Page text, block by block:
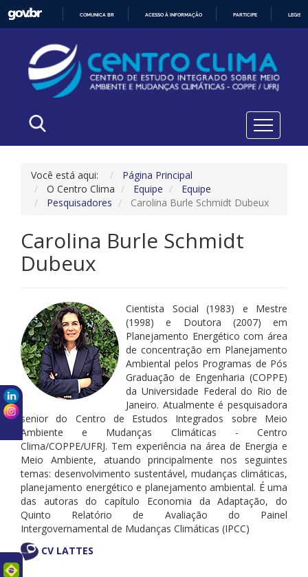
O
CONTEÚDO
COMUNICA BR ACESSO À INFORMAÇÃO PARTICIPE
Você está aqui:
Página Principal
O Centro Clima
Equipe
Equipe
Pesquisadores
Carolina Burle Schmidt Dubeux
Carolina Burle Schmidt
Dubeux
Cientista Social (1983) e Mestre
(1998) e Doutora (2007) em
Planejamento Energético com área
de concentração em Planejamento
Ambiental pelos Programas de Pós
Graduação de Engenharia (COPPE)
da Universidade Federal do Rio de
Janeiro. Atualmente é pesquisadora
senior do Centro de Estudos Integrados sobre Meio
Ambiente e Mudanças Climáticas - Centro
Clima/COPPE/UFRJ. Tem experiência na área de Energia e
Meio Ambiente, atuando principalmente nos seguintes
temas: desenvolvimento sustentável, mudanças climáticas,
planejamento energético e planejamento ambiental. É uma
das autoras do capítulo Economia da Adaptação, do
Quinto Relatório de Avaliação do Painel
Intergovernamental de Mudanças Climáticas (IPCC)
CV LATTES